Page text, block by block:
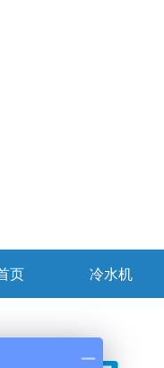
页 冷水机